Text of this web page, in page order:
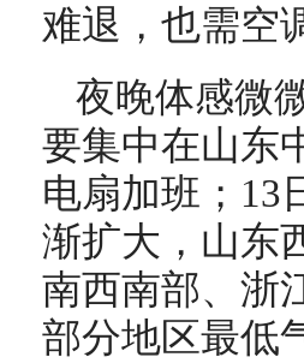
难退，也需空
夜晚体感微
要集中在山东
电扇加班；13
渐扩大，山东
南西南部、浙
部分地区最低